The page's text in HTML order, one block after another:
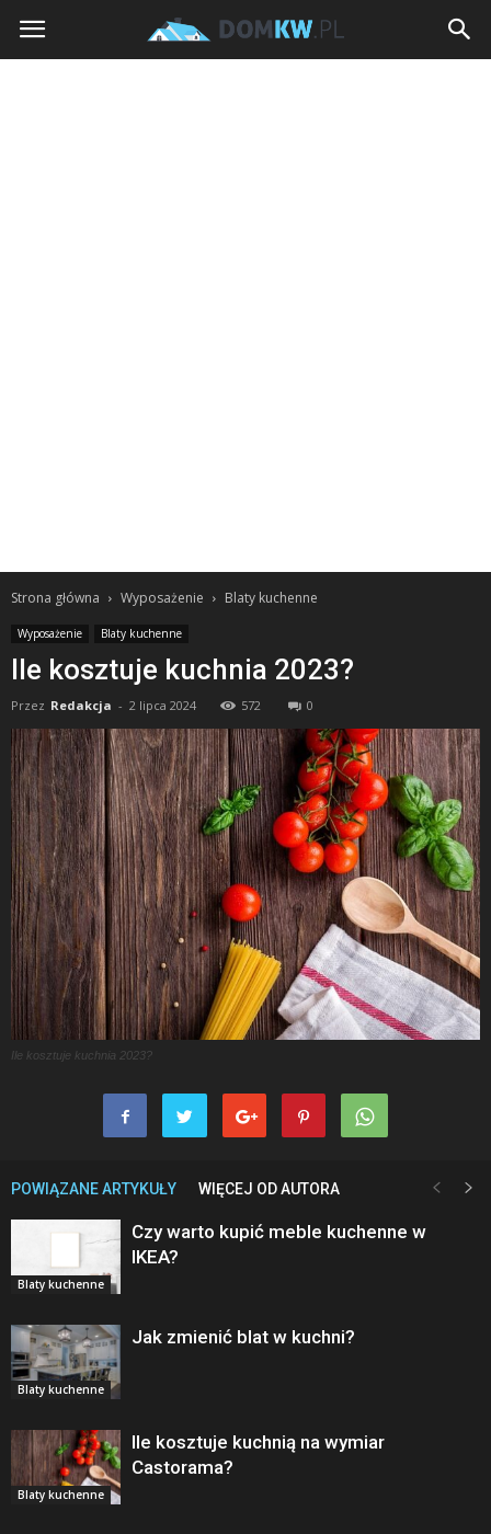
domkw.pl
Strona główna Wyposażenie Blaty kuchenne
Wyposażenie Blaty kuchenne
Ile kosztuje kuchnia 2023?
Przez Redakcja - 2 lipca 2024 572 0
Ile kosztuje kuchnia 2023?
POWIĄZANE ARTYKUŁY WIĘCEJ OD AUTORA
Blaty kuchenne
Czy warto kupić meble kuchenne w
IKEA?
Blaty kuchenne
Jak zmienić blat w kuchni?
Blaty kuchenne
Ile kosztuje kuchnią na wymiar
Castorama?